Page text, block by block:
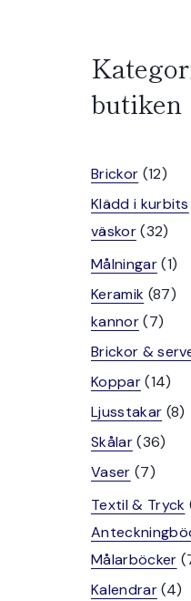
butiken
Brickor 1212
Klädd i kurbits
väskor 3232
Målningar 11
Keramik 8787
kannor 77
Brickor &
Koppar 1414
Ljusstakar 88
Skålar 3636
Vaser 77
Textil & Tryck
Målarböcker
Kalendrar 44